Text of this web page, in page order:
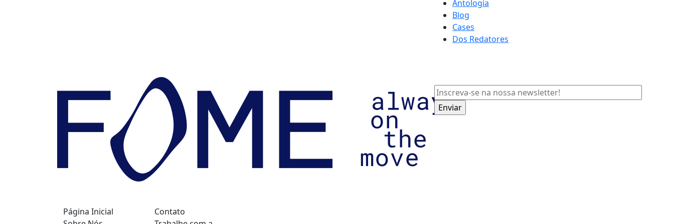
Antologia
Blog
Cases
Dos Redatores
Página Inicial
Contato